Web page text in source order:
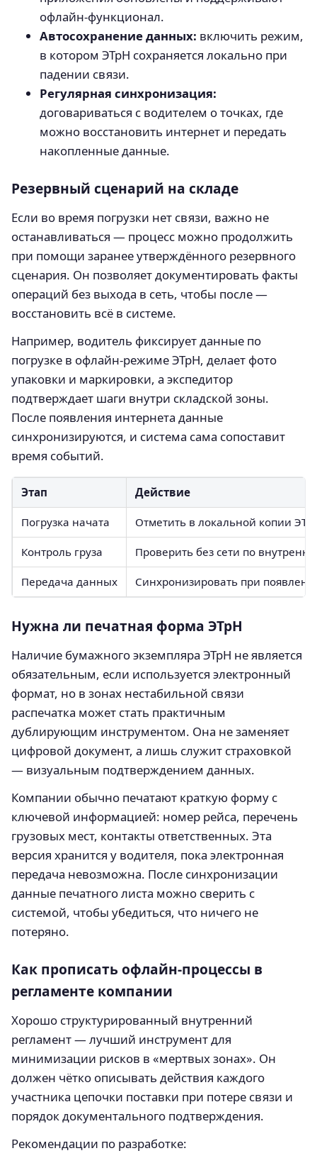
офлайн-функционал.
Автосохранение данных: включить режим,
в котором ЭТрН сохраняется локально при
падении связи.
Регулярная синхронизация:
договариваться с водителем о точках, где
можно восстановить интернет и передать
накопленные данные.
Резервный сценарий на складе
Если во время погрузки нет связи, важно не
останавливаться — процесс можно продолжить
при помощи заранее утверждённого резервного
сценария. Он позволяет документировать факты
операций без выхода в сеть, чтобы после —
восстановить всё в системе.
Например, водитель фиксирует данные по
погрузке в офлайн-режиме ЭТрН, делает фото
упаковки и маркировки, а экспедитор
подтверждает шаги внутри складской зоны.
После появления интернета данные
синхронизируются, и система сама сопоставит
время событий.
Этап Действие
Погрузка начата Отметить в локальной копии
Контроль груза Проверить без сети по
Передача данных Синхронизировать при
Нужна ли печатная форма ЭТрН
Наличие бумажного экземпляра ЭТрН не является
обязательным, если используется электронный
формат, но в зонах нестабильной связи
распечатка может стать практичным
дублирующим инструментом. Она не заменяет
цифровой документ, а лишь служит страховкой
— визуальным подтверждением данных.
Компании обычно печатают краткую форму с
ключевой информацией: номер рейса, перечень
грузовых мест, контакты ответственных. Эта
версия хранится у водителя, пока электронная
передача невозможна. После синхронизации
данные печатного листа можно сверить с
системой, чтобы убедиться, что ничего не
потеряно.
Как прописать офлайн-процессы в
регламенте компании
Хорошо структурированный внутренний
регламент — лучший инструмент для
минимизации рисков в «мертвых зонах». Он
должен чётко описывать действия каждого
участника цепочки поставки при потере связи и
порядок документального подтверждения.
Рекомендации по разработке: